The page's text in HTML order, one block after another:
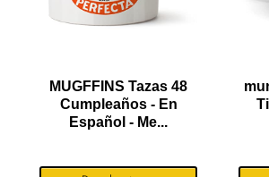
MUGFFINS Tazas 48
Cumpleaños - En
Español - Me...